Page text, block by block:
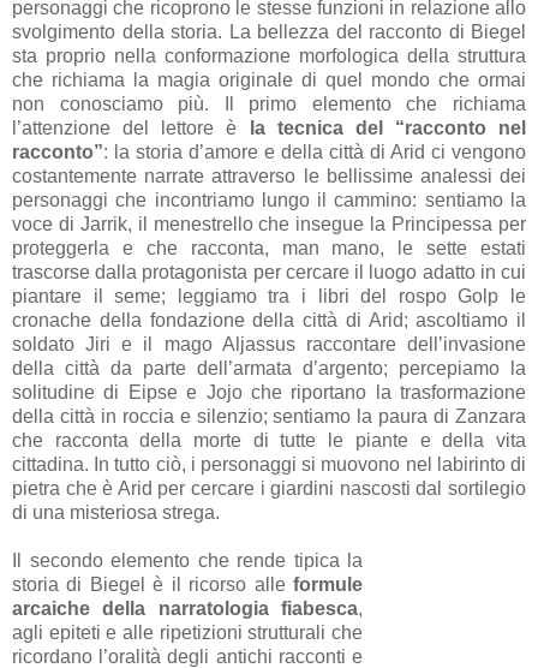
personaggi che ricoprono le stesse funzioni in relazione allo
svolgimento della storia. La bellezza del racconto di Biegel
sta proprio nella conformazione morfologica della struttura
che richiama la magia originale di quel mondo che ormai
non conosciamo più. Il primo elemento che richiama
l’attenzione del lettore è la tecnica del “racconto nel
racconto”: la storia d’amore e della città di Arid ci vengono
costantemente narrate attraverso le bellissime analessi dei
personaggi che incontriamo lungo il cammino: sentiamo la
voce di Jarrik, il menestrello che insegue la Principessa per
proteggerla e che racconta, man mano, le sette estati
trascorse dalla protagonista per cercare il luogo adatto in cui
piantare il seme; leggiamo tra i libri del rospo Golp le
cronache della fondazione della città di Arid; ascoltiamo il
soldato Jiri e il mago Aljassus raccontare dell’invasione
della città da parte dell’armata d’argento; percepiamo la
solitudine di Eipse e Jojo che riportano la trasformazione
della città in roccia e silenzio; sentiamo la paura di Zanzara
che racconta della morte di tutte le piante e della vita
cittadina. In tutto ciò, i personaggi si muovono nel labirinto di
pietra che è Arid per cercare i giardini nascosti dal sortilegio
di una misteriosa strega.
Il secondo elemento che rende tipica la
storia di Biegel è il ricorso alleformule
arcaiche della narratologia fiabesca,
agli epiteti e alle ripetizioni strutturali che
ricordano l’oralità degli antichi racconti e